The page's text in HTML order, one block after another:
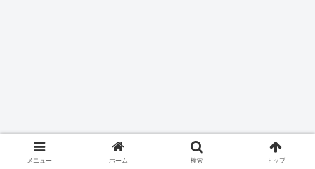
メニュー ホーム 検索 トップ